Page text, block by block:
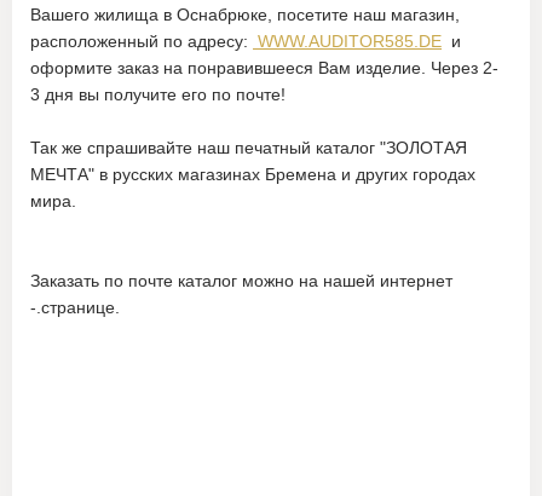
Вашего жилища в Оснабрюке, посетите наш магазин,
расположенный по адресу: WWW.AUDITOR585.DE и
оформите заказ на понравившееся Вам изделие. Через 2-
3 дня вы получите его по почте!
Так же спрашивайте наш печатный каталог "ЗОЛОТАЯ
МЕЧТА" в русских магазинах Бремена и других городах
мира.
Заказать по почте каталог можно на нашей интернет
-.странице.